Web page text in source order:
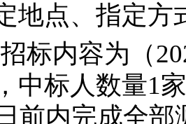
地点、指定方
标内容为（
中标人数量1
前内完成全